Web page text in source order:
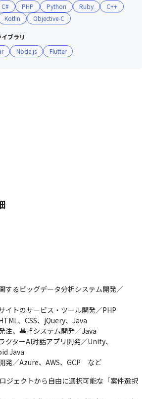
C# PHP Python Ruby
C++
Kotlin Objective-C
ブラリ
Node.js Flutter
するビッグデータ分析システム開発／
イトのサービス・ツール開発／PHP
、CSS、jQuery、Java
注、基幹システム開発／Java
クターAI対話アプリ開発／Unity、
Java
発／Azure、AWS、GCP　など
ジェクトから自由に選択可能な「案件選択